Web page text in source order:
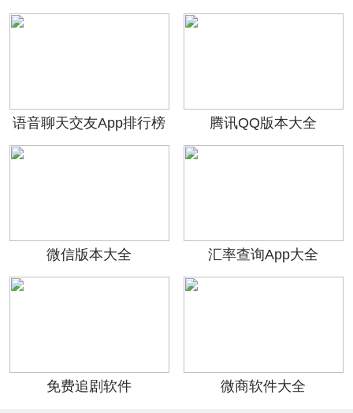
语音聊天交友App排行榜
前十名
腾讯QQ版本大全
微信版本大全 汇率查询App大全
免费追剧软件 微商软件大全